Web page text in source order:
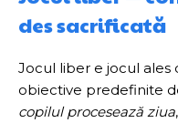
des sacrificată
Jocul liber e jocul ales
obiective predefinite
copilul procesează ziua